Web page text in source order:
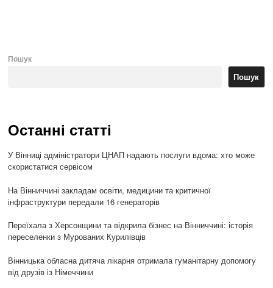
Пошук
Пошук
Останні статті
У Вінниці адміністратори ЦНАП надають послуги вдома: хто може
скористатися сервісом
На Вінниччині закладам освіти, медицини та критичної
інфраструктури передали 16 генераторів
Переїхала з Херсонщини та відкрила бізнес на Вінниччині: історія
переселенки з Мурованих Курилівців
Вінницька обласна дитяча лікарня отримала гуманітарну допомогу
від друзів із Німеччини